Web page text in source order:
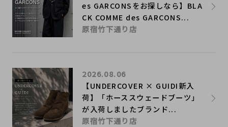
es GARCONSをお探しなら】BLA
CK COMME des GARCONS...
原宿竹下通り店
【UNDERCOVER × GUIDI新入
荷】「ホーススウェードブーツ」
が入荷しましたブランド...
2026.08.06
原宿竹下通り店